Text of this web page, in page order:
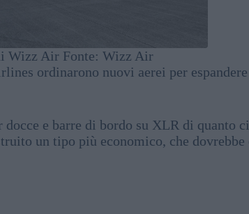
Wizz Air Fonte: Wizz Air
ordinarono nuovi aerei per
e barre di bordo su XLR di quanto
un tipo più economico, che dovrebbe